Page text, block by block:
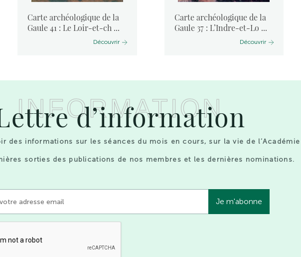
Carte archéologique de la
Gaule 41 : Le Loir-et-ch ...
Découvrir
Carte archéologique de la
Gaule 37 : L’Indre-et-Lo ...
Découvrir
INFORMATION
d’information
des informations sur les séances du mois en cours, sur la vie de
sorties des publications de nos membres et les dernières nominations.